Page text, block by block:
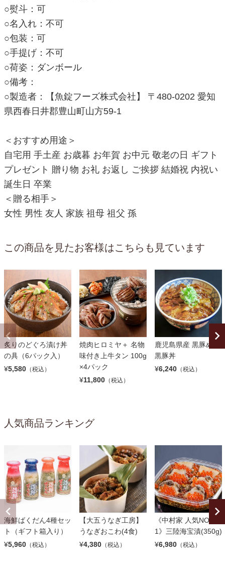
○熨斗：可
○名入れ：不可
○包装：可
○手提げ：不可
○荷姿：ダンボール
○備考：
○製造者：【魚錠フーズ株式会社】 〒480-0202 愛知
県西春日井郡豊山町山方59-1
＜おすすめ用途＞
自宅用 手土産 お歳暮 お年賀 お中元 敬老の日 ギフト
プレゼント 贈り物 お礼 お返し ご挨拶 結婚祝 内祝い
誕生日 卒業
＜贈る相手＞
女性 男性 友人 家族 祖母 祖父 孫
この商品を見たお客様はこちらも見ています
炙りのどぐろ漬け丼
の具（6パック入）
¥5,580 （税込）
焼肉ヒロミヤ＋ 名物
味付き上牛タン 100g
×4パック
¥11,800 （税込）
鹿児島県産 黒豚めし
黒豚丼
¥6,240 （税込）
人気商品ランキング
海鮮ばくだん4種セッ
ト（ギフト箱入り）
¥5,960 （税込）
【大五うなぎ工房】
うなぎおこわ(4食)
¥4,380 （税込）
《中村家 人気NO.
1》三陸海宝漬(350g)
¥6,980 （税込）